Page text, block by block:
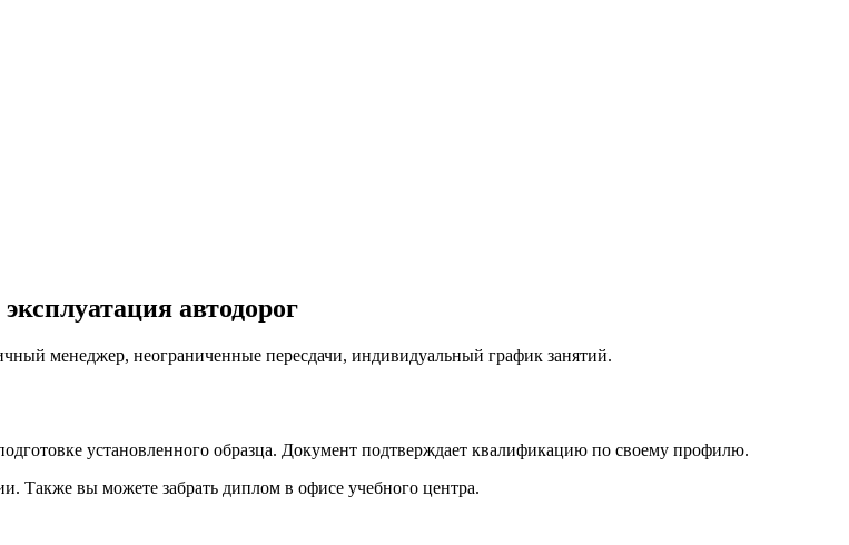
автодорог
менеджер, неограниченные пересдачи, индивидуальный график занятий.
установленного образца. Документ подтверждает квалификацию по своему профилю.
Также вы можете забрать диплом в офисе учебного центра.